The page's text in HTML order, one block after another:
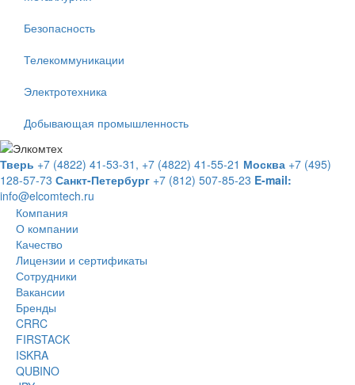
Безопасность
Телекоммуникации
Электротехника
Добывающая промышленность
Тверь +7 (4822) 41-53-31, +7 (4822) 41-55-21 Москва +7 (495)
128-57-73 Санкт-Петербург +7 (812) 507-85-23 E-mail:
info@elcomtech.ru
Компания
О компании
Качество
Лицензии и сертификаты
Сотрудники
Вакансии
Бренды
CRRC
FIRSTACK
ISKRA
QUBINO